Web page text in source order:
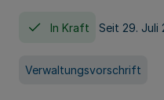
In Kraft Seit 29. Juli
Verwaltungsvorschrift